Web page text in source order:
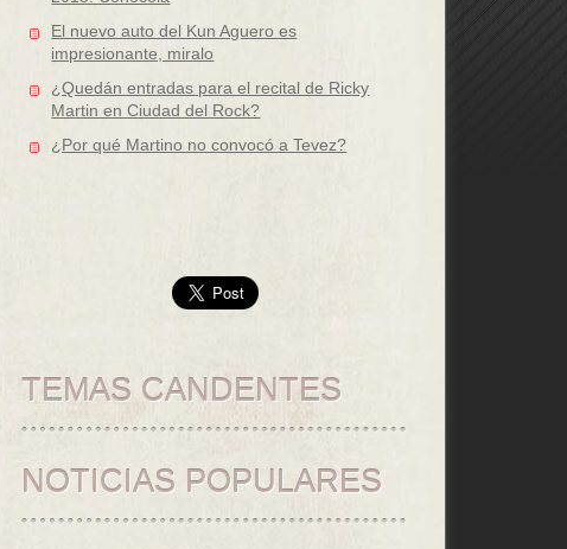
El nuevo auto del Kun Aguero es
impresionante, miralo
¿Quedán entradas para el recital de Ricky
Martin en Ciudad del Rock?
¿Por qué Martino no convocó a Tevez?
TEMAS CANDENTES
NOTICIAS POPULARES